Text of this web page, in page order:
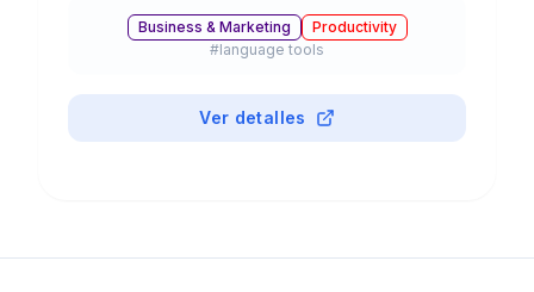
Business & Marketing
Productivity
#language tools
Ver detalles